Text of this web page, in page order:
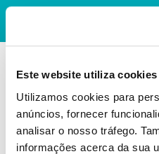
Este website utiliza cookies
Utilizamos cookies para
anúncios, fornecer
analisar o nosso tráfego.
informações acerca da sua